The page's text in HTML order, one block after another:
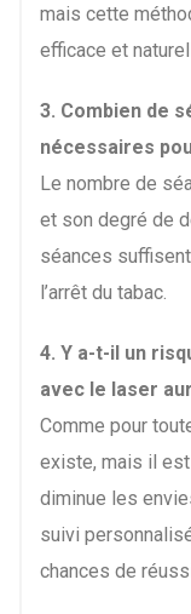
mais cette
efficace et
3. Combien de
nécessaires
Le nombre de
et son degré de
séances
l’arrêt du tabac.
4. Y a-t-il un
avec le laser
Comme pour
existe, mais il est
diminue les
suivi
chances de